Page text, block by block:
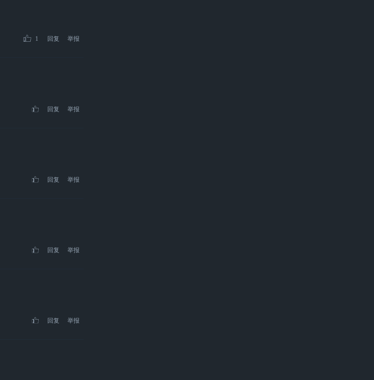
1 回复 举报
回复 举报
回复 举报
回复 举报
回复 举报